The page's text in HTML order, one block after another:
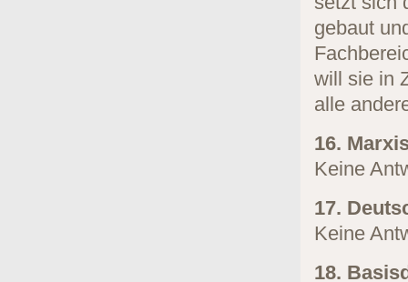
gebaut
will sie in
alle
16.
Keine
17.
Keine
18.